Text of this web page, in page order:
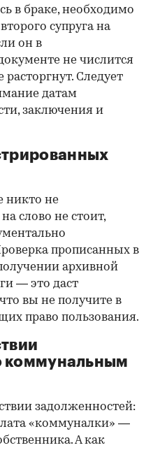
в браке, необходимо
супруга на
он в
не числится
Следует
датам
заключения и
никто не
слово не стоит,
прописанных в
архивной
— это даст
вы не получите в
право пользования.
коммунальным
задолженностей:
«коммуналки» —
А как